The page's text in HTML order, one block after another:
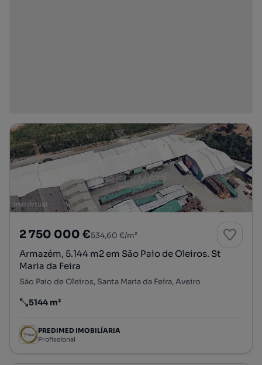
2 750 000 €534,60 €/m²
Armazém, 5.144 m2 em São Paio de Oleiros. St
Maria da Feira
São Paio de Oleiros, Santa Maria da Feira, Aveiro
Preço por metro quadrado
5144 m²
PREDIMED IMOBILÍARIA
Profissional